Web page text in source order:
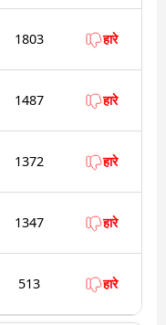
1803 हारे
1487 हारे
1372 हारे
1347 हारे
513 हारे